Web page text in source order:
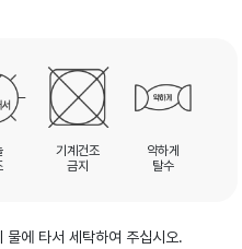
기계건조
금지
약하게
탈수
물에 타서 세탁하여 주십시오.